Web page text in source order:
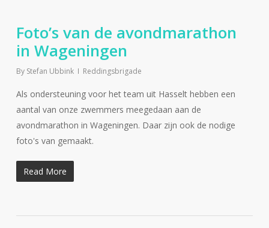
Foto’s van de avondmarathon
in Wageningen
By Stefan Ubbink Reddingsbrigade
Als ondersteuning voor het team uit Hasselt hebben een
aantal van onze zwemmers meegedaan aan de
avondmarathon in Wageningen. Daar zijn ook de nodige
foto's van gemaakt.
Read More